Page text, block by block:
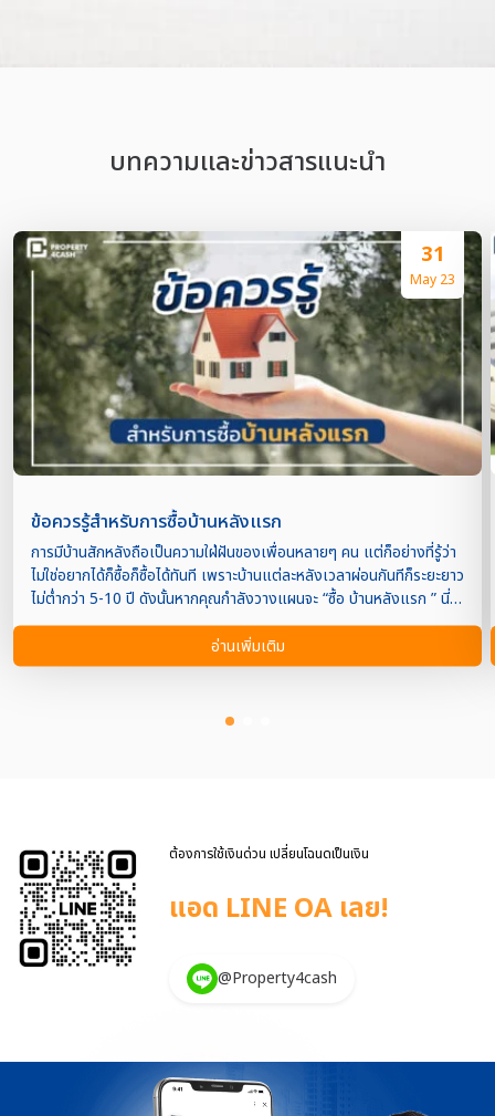
บทความเเละข่าวสารแนะนำ
31
May 23
ข้อควรรู้สำหรับการซื้อบ้านหลังแรก
การมีบ้านสักหลังถือเป็นความใฝ่ฝันของเพื่อนหลายๆ คน แต่ก็อย่างที่รู้ว่า
ไม่ใช่อยากได้ก็ซื้อก็ซื้อได้ทันที เพราะบ้านแต่ละหลังเวลาผ่อนกันทีก็ระยะยาว
ไม่ต่ำกว่า 5-10 ปี ดังนั้นหากคุณกำลังวางแผนจะ “ซื้อ บ้านหลังแรก ” นี่
จึงเป็นสิ่งที่ควรรู้เอาไว้ เพื่อให้สามารถตัดสินใจได้ง่ายขึ้น และสำคัญ
มากกว่านั้นพอเข้าอยู่อาศัยจริงแล้วไม่รู้สึกผิดหวังอีกด้วย วันนี้เราจะไปหา
คำตอบกับ ข้อควรรู้สำหรับการซื้อ บ้านหลังแรก และคอนโดหลังแรก จะ
เดี่ยว มีลักษณะเป็นหลังเดียว มีรั้วกั้นระหว่างเพื่อนบ้าน มีพื้นที่ใช้สอย ได้
จำกัด แต่ราคาจะถูกกว่าบ้านเดี่ยวและบ้านแฝดพอสมควร – อาคาร
พาณิชย์ หรื […]
อ่านเพิ่มเติม
ต้องการใช้เงินด่วน เปลี่ยนโฉนดเป็นเงิน
แอด LINE OA เลย!
@Property4cash